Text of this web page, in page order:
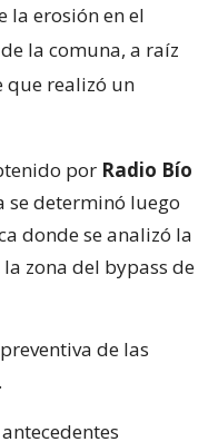
la erosión en el
la comuna, a raíz
que realizó un
por Radio Bío
se determinó luego
donde se analizó la
zona del bypass de
de las